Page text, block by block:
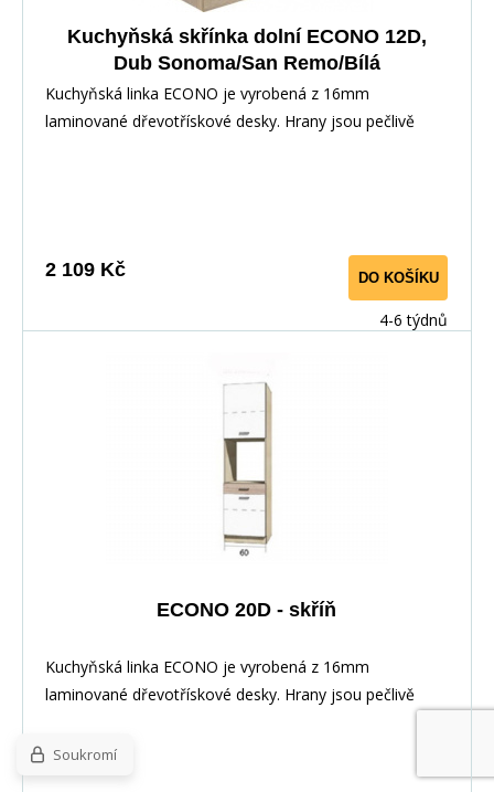
Kuchyňská skřínka dolní ECONO 12D,
Dub Sonoma/San Remo/Bílá
Kuchyňská linka ECONO je vyrobená z 16mm
laminované dřevotřískové desky. Hrany jsou pečlivě
pracovní desku na každou skříňku zvlášť, nebo vcelku (
max. délka je 3m ), hloubka desky je 60 cm. Pracovní
deska není v ceně skříňky. Materiál: : vysoce kvalitní
Pracovní deska v barvě traventin
2 109 Kč DO KOŠÍKU
4-6 týdnů
ECONO 20D - skříň
Kuchyňská linka ECONO je vyrobená z 16mm
laminované dřevotřískové desky. Hrany jsou pečlivě
používají kolejničky Metalbox se samosvorným
mechanismem, závěsy ve dveřích s tichým dovíráním.
Soukromí